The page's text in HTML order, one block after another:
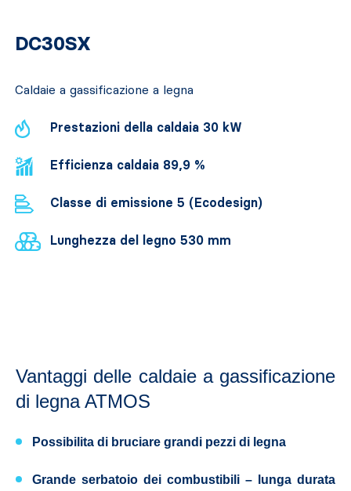
DC30SX
Caldaie a gassificazione a legna
Prestazioni della caldaia 30 kW
Efficienza caldaia 89,9 %
Classe di emissione 5 (Ecodesign)
Lunghezza del legno 530 mm
Vantaggi delle caldaie a gassificazione
di legna ATMOS
Possibilita di bruciare grandi pezzi di legna
Grande serbatoio dei combustibili – lunga durata